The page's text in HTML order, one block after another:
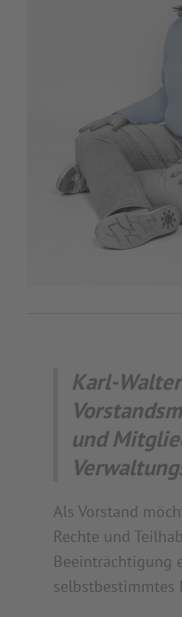
Karl-
und
Als Vorstand
Rechte und
Beeinträchtigung
selbstbestimmtes